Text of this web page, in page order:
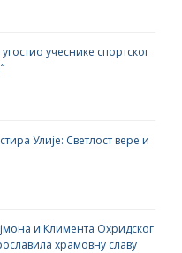
учеснике спортског
Улије: Светлост вере и
и Климента Охридског
храмовну славу